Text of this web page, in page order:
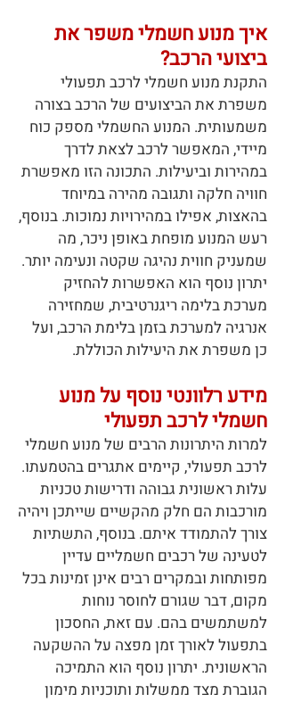
איך מנוע חשמלי משפר את
ביצועי הרכב?
התקנת מנוע חשמלי לרכב תפעולי
משפרת את הביצועים של הרכב בצורה
משמעותית. המנוע החשמלי מספק כוח
מיידי, המאפשר לרכב לצאת לדרך
במהירות וביעילות. התכונה הזו מאפשרת
חוויה חלקה ותגובה מהירה במיוחד
בהאצות, אפילו במהירויות נמוכות. בנוסף,
רעש המנוע מופחת באופן ניכר, מה
שמעניק חווית נהיגה שקטה ונעימה יותר.
יתרון נוסף הוא האפשרות להחזיק
מערכת בלימה ריגנרטיבית, שמחזירה
אנרגיה למערכת בזמן בלימת הרכב, ועל
כן משפרת את היעילות הכוללת.
מידע רלוונטי נוסף על מנוע
חשמלי לרכב תפעולי
למרות היתרונות הרבים של מנוע חשמלי
לרכב תפעולי, קיימים אתגרים בהטמעתו.
עלות ראשונית גבוהה ודרישות טכניות
מורכבות הם חלק מהקשיים שייתכן ויהיה
צורך להתמודד איתם. בנוסף, התשתיות
לטעינה של רכבים חשמליים עדיין
מפותחות ובמקרים רבים אינן זמינות בכל
מקום, דבר שגורם לחוסר נוחות
למשתמשים בהם. עם זאת, החסכון
בתפעול לאורך זמן מפצה על ההשקעה
הראשונית. יתרון נוסף הוא התמיכה
הגוברת מצד ממשלות ותוכניות מימון